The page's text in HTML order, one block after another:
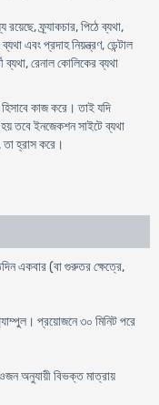
ফ্র্যাকচার, পিঠে ব্যথা,
এবং প্রদাহ নিয়ন্ত্রণ, ডেন্টাল
রেনাল কোলিকের ব্যথা
কাজ করে। তাই যদি
তবে ইনজেকশন সাইটে ব্যথা
তা হ্রাস করে।
একবার (বা গুরুতর ক্ষেত্রে,
প্রয়োজনে ৩০ মিনিট পরে
অনুযায়ী বিভক্ত মাত্রায়